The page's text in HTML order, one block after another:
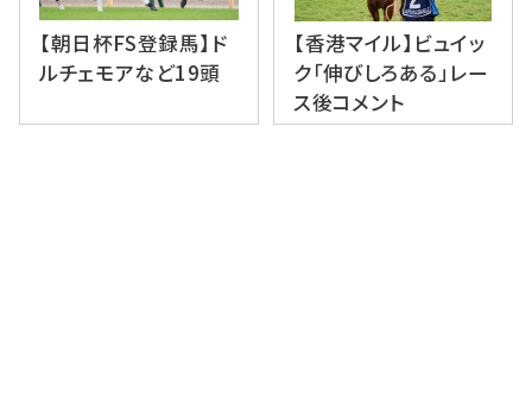
【朝日杯FS登録馬】ド
ルチェモアなど19頭
【香港マイル】ビュイッ
ク「伸びしろある」レー
ス後コメント